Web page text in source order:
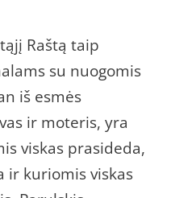
Raštą taip
su nuogomis
iš esmės
ir moteris, yra
viskas prasideda,
ir kuriomis viskas